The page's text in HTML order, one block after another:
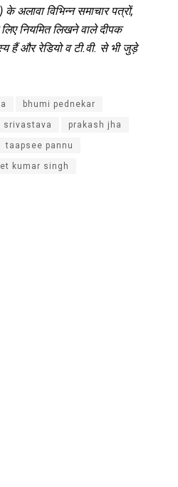
के अलावा विभिन्न समाचार पत्रों,
लिए नियमित लिखने वाले दीपक
हैं और रेडियो व टी.वी. से भी जुड़े
bhumi pednekar
srivastava prakash jha
taapsee pannu
kumar singh